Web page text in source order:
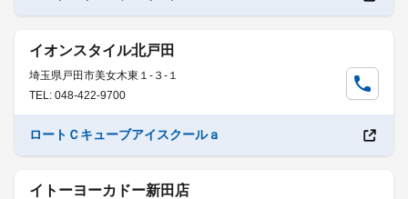
イオンスタイル北戸田
埼玉県戸田市美女木東１-３-１
TEL: 048-422-9700
ロートＣキューブアイスクールａ
イトーヨーカドー新田店